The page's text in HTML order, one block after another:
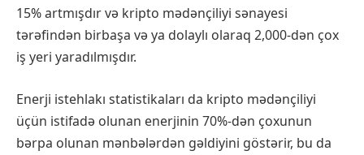
15% artmışdır və kripto mədənçiliyi sənayesi
tərəfindən birbaşa və ya dolaylı olaraq 2,000-dən çox
iş yeri yaradılmışdır.
Enerji istehlakı statistikaları da kripto mədənçiliyi
üçün istifadə olunan enerjinin 70%-dən çoxunun
bərpa olunan mənbələrdən gəldiyini göstərir, bu da